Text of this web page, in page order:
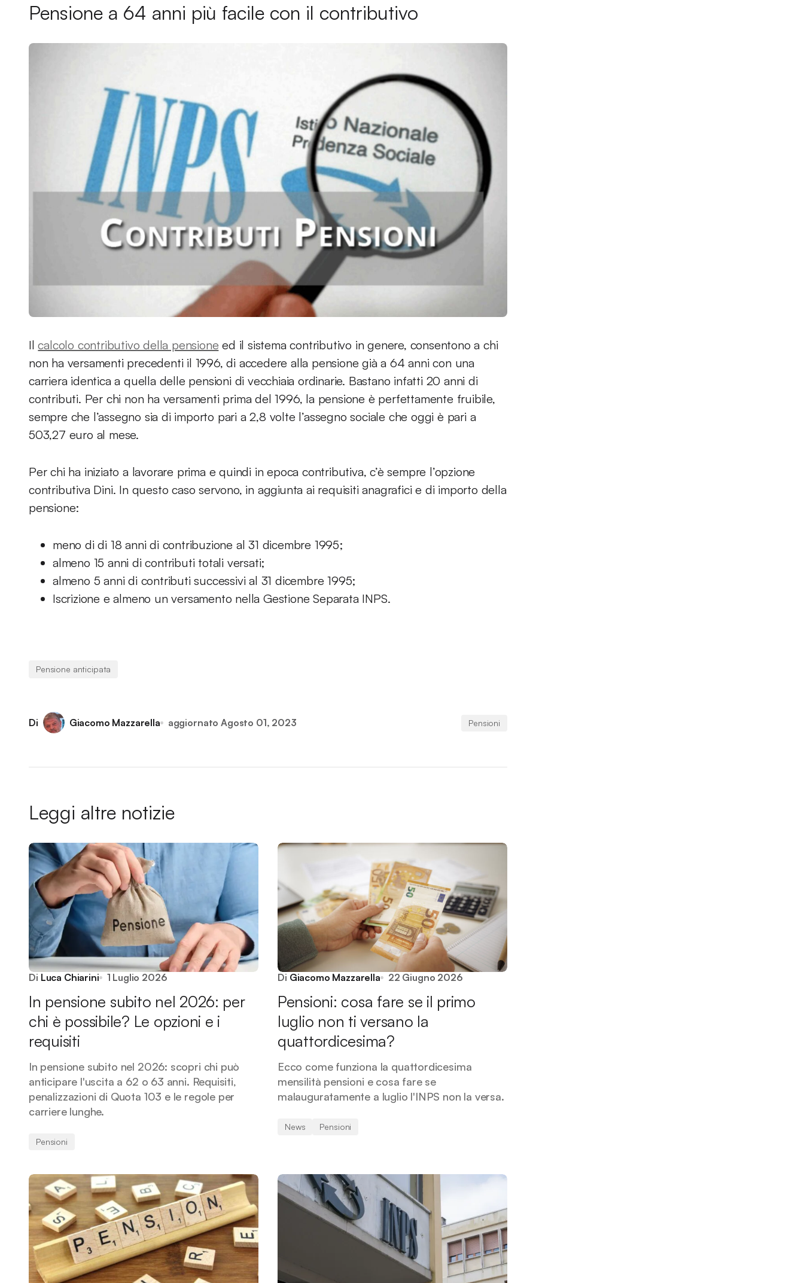
Pensione a 64 anni più facile con il contributivo
Ilcalcolo contributivo della pensione ed il sistema contributivo in genere, consentono a chi
non ha versamenti precedenti il 1996, di accedere alla pensione già a 64 anni con una
carriera identica a quella delle pensioni di vecchiaia ordinarie. Bastano infatti 20 anni di
contributi. Per chi non ha versamenti prima del 1996, la pensione è perfettamente fruibile,
sempre che l’assegno sia di importo pari a 2,8 volte l’assegno sociale che oggi è pari a
503,27 euro al mese.
Per chi ha iniziato a lavorare prima e quindi in epoca contributiva, c’è sempre l’opzione
contributiva Dini. In questo caso servono, in aggiunta ai requisiti anagrafici e di importo della
pensione:
meno di di 18 anni di contribuzione al 31 dicembre 1995;
almeno 15 anni di contributi totali versati;
almeno 5 anni di contributi successivi al 31 dicembre 1995;
Iscrizione e almeno un versamento nella Gestione Separata INPS.
Pensione anticipata
Di Giacomo Mazzarella aggiornato Agosto 01, 2023 Pensioni
Leggi altre notizie
Di Luca Chiarini 1 Luglio 2026
In pensione subito nel 2026: per
chi è possibile? Le opzioni e i
requisiti
In pensione subito nel 2026: scopri chi può
anticipare l'uscita a 62 o 63 anni. Requisiti,
penalizzazioni di Quota 103 e le regole per
carriere lunghe.
Pensioni
Di Giacomo Mazzarella 22 Giugno 2026
Pensioni: cosa fare se il primo
luglio non ti versano la
quattordicesima?
Ecco come funziona la quattordicesima
mensilità pensioni e cosa fare se
malauguratamente a luglio l'INPS non la versa.
News Pensioni